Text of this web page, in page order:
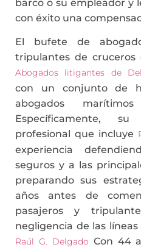
barco o su empleador y
con éxito una
El bufete de
tripulantes de cruceros
Abogados litigantes de
con un conjunto de
abogados
Específicamente,
profesional que incluye
experiencia
seguros y a las
preparando sus
años antes de
pasajeros y
negligencia de las
Raúl G. Delgado Con 44